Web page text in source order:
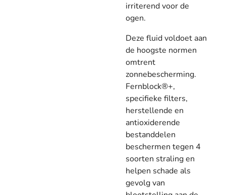
irriterend voor de
ogen.
Deze fluid voldoet aan
de hoogste normen
omtrent
zonnebescherming.
Fernblock®+,
specifieke filters,
herstellende en
antioxiderende
bestanddelen
beschermen tegen 4
soorten straling en
helpen schade als
gevolg van